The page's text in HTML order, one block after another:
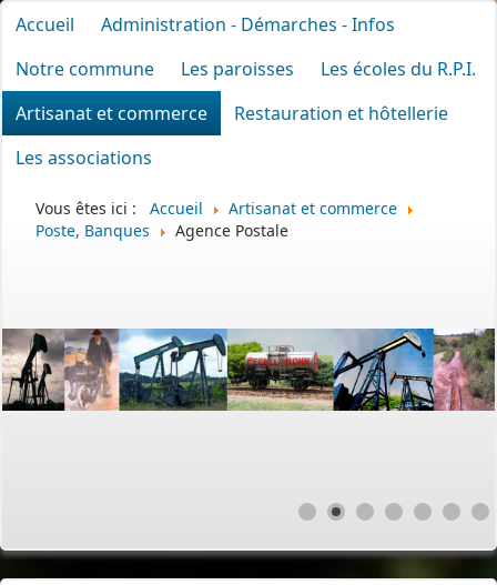
Accueil
Administration - Démarches - Infos
Notre commune
Les paroisses
Les écoles du R.P.I.
Artisanat et commerce
Restauration et hôtellerie
Les associations
Vous êtes ici : Accueil
Artisanat et commerce
Poste, Banques
Agence Postale